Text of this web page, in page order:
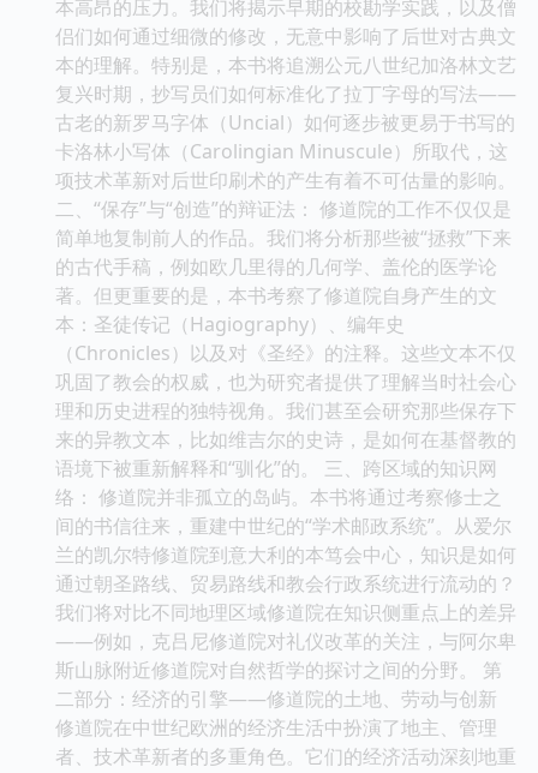
本高昂的压力。我们将揭示早期的校勘学实践，以及僧
侣们如何通过细微的修改，无意中影响了后世对古典文
本的理解。特别是，本书将追溯公元八世纪加洛林文艺
复兴时期，抄写员们如何标准化了拉丁字母的写法——
古老的新罗马字体（Uncial）如何逐步被更易于书写的
卡洛林小写体（Carolingian Minuscule）所取代，这
项技术革新对后世印刷术的产生有着不可估量的影响。
二、“保存”与“创造”的辩证法： 修道院的工作不仅仅是
简单地复制前人的作品。我们将分析那些被“拯救”下来
的古代手稿，例如欧几里得的几何学、盖伦的医学论
著。但更重要的是，本书考察了修道院自身产生的文
本：圣徒传记（Hagiography）、编年史
（Chronicles）以及对《圣经》的注释。这些文本不仅
巩固了教会的权威，也为研究者提供了理解当时社会心
理和历史进程的独特视角。我们甚至会研究那些保存下
来的异教文本，比如维吉尔的史诗，是如何在基督教的
语境下被重新解释和“驯化”的。 三、跨区域的知识网
络： 修道院并非孤立的岛屿。本书将通过考察修士之
间的书信往来，重建中世纪的“学术邮政系统”。从爱尔
兰的凯尔特修道院到意大利的本笃会中心，知识是如何
通过朝圣路线、贸易路线和教会行政系统进行流动的？
我们将对比不同地理区域修道院在知识侧重点上的差异
——例如，克吕尼修道院对礼仪改革的关注，与阿尔卑
斯山脉附近修道院对自然哲学的探讨之间的分野。 第
二部分：经济的引擎——修道院的土地、劳动与创新
修道院在中世纪欧洲的经济生活中扮演了地主、管理
者、技术革新者的多重角色。它们的经济活动深刻地重